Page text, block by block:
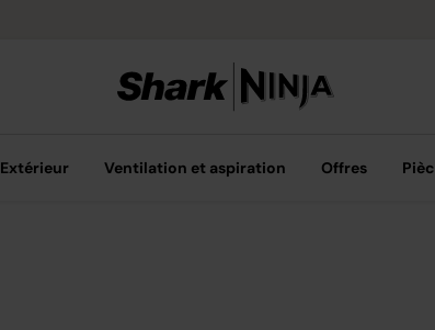
Options
Extérieur Ventilation et aspiration Offres